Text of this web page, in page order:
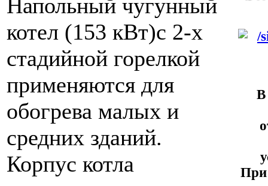
Напольный чугунный
котел (153 кВт)с 2-х
стадийной горелкой
применяются для
обогрева малых и
средних зданий.
Корпус котла
В
При